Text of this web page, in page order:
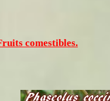
comestibles.